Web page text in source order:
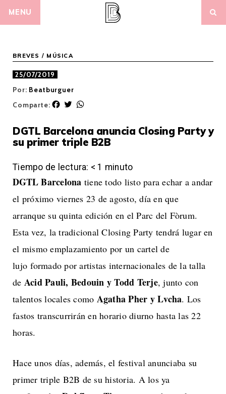
MENU
BREVES / MÚSICA
25/07/2019
Por: Beatburguer
Comparte:
F
e
b
o
T
t
t
r
t
s
p
DGTL Barcelona anuncia Closing Party y
su primer triple B2B
Tiempo de lectura: < 1 minuto
DGTL Barcelona tiene todo listo para echar a andar
el próximo viernes 23 de agosto, día en que
arranque su quinta edición en el Parc del Fòrum.
Esta vez, la tradicional Closing Party tendrá lugar en
el mismo emplazamiento por un cartel de
lujo formado por artistas internacionales de la talla
de Acid Pauli, Bedouin y Todd Terje, junto con
talentos locales como Agatha Pher y Lvcha. Los
fastos transcurrirán en horario diurno hasta las 22
horas.
Hace unos días, además, el festival anunciaba su
primer triple B2B de su historia. A los ya